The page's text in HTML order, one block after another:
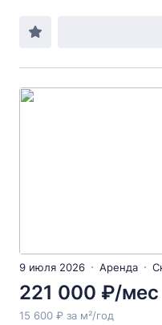
9 июля 2026 Аренда
221 000 ₽/мес
15 600 ₽ за м²/год